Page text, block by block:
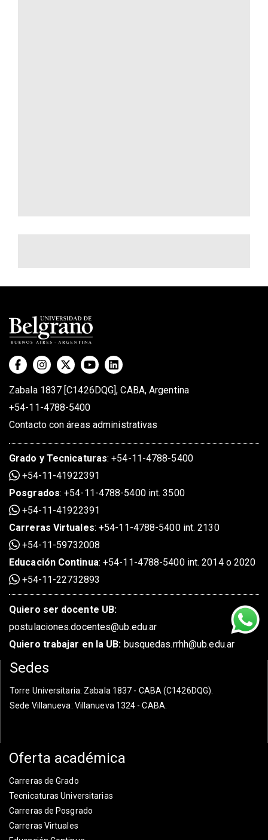
Zabala 1837 [C1426DQG], CABA, Argentina
+54-11-4788-5400
Contacto con áreas administrativas
Grado y Tecnicaturas:+54-11-4788-5400
+54-11-41922391
Posgrados:+54-11-4788-5400 int. 3500
+54-11-41922391
Carreras Virtuales:+54-11-4788-5400 int. 2130
+54-11-59732008
Educación Continua:+54-11-4788-5400 int. 2014 o 2020
+54-11-22732893
Quiero ser docente UB:
postulaciones.docentes@ub.edu.ar
Quiero trabajar en la UB: busquedas.rrhh@ub.edu.ar
Sedes
Torre Universitaria: Zabala 1837 - CABA (C1426DQG).
Sede Villanueva: Villanueva 1324 - CABA.
Oferta académica
Carreras de Grado
Tecnicaturas Universitarias
Carreras de Posgrado
Carreras Virtuales